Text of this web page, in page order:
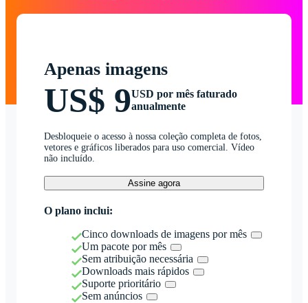
Apenas imagens
US$ 9USD por mês faturado
anualmente
Desbloqueie o acesso à nossa coleção completa de fotos,
vetores e gráficos liberados para uso comercial. Vídeo
não incluído.
Assine agora
O plano inclui:
Cinco downloads de imagens por mês
Um pacote por mês
Sem atribuição necessária
Downloads mais rápidos
Suporte prioritário
Sem anúncios